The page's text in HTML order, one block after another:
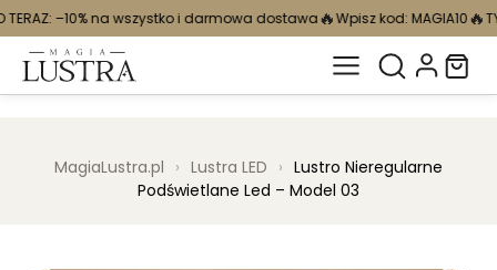
i darmowa dostawa🔥Wpisz kod: MAGIA10🔥TYLKO TERAZ:
MagiaLustra.pl › Lustra LED › Lustro Nieregularne
Podświetlane Led – Model 03